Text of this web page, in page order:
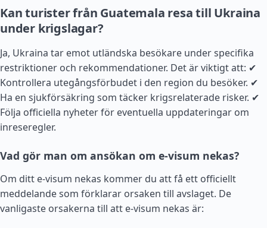
Kan turister från Guatemala resa till Ukraina
under krigslagar?
Ja, Ukraina tar emot utländska besökare under specifika
restriktioner och rekommendationer. Det är viktigt att: ✔
Kontrollera utegångsförbudet i den region du besöker. ✔
Ha en sjukförsäkring som täcker krigsrelaterade risker. ✔
Följa officiella nyheter för eventuella uppdateringar om
inreseregler.
Vad gör man om ansökan om e-visum nekas?
Om ditt e-visum nekas kommer du att få ett officiellt
meddelande som förklarar orsaken till avslaget. De
vanligaste orsakerna till att e-visum nekas är: